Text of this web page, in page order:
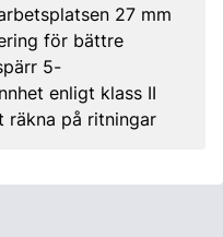
27 mm
för bättre
5-
enligt klass II
på ritningar